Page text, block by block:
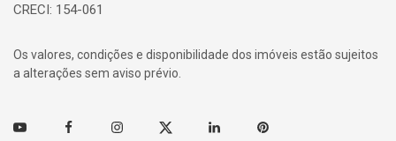
CRECI: 154-061
Os valores, condições e disponibilidade dos imóveis estão sujeitos
a alterações sem aviso prévio.
Youtube FacebookInstagramTwitter Linkedin Pinterest